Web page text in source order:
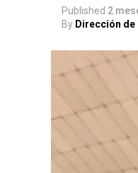
Published 2
By Dirección de